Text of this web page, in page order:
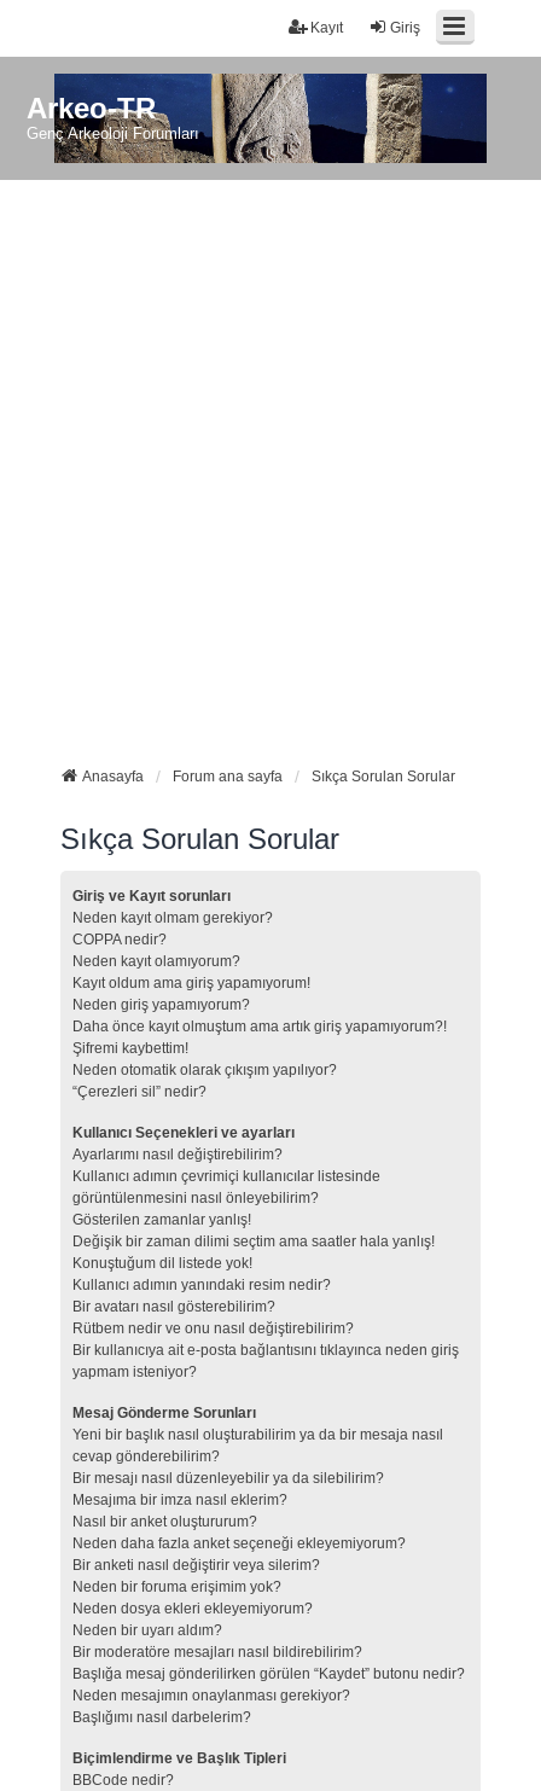
Giriş
Kayıt
Arkeo-TR
Genç Arkeoloji Forumları
Anasayfa Forum ana sayfa Sıkça Sorulan Sorular
Sıkça Sorulan Sorular
Giriş ve Kayıt sorunları
Neden kayıt olmam gerekiyor?
COPPA nedir?
Neden kayıt olamıyorum?
Kayıt oldum ama giriş yapamıyorum!
Neden giriş yapamıyorum?
Daha önce kayıt olmuştum ama artık giriş yapamıyorum?!
Şifremi kaybettim!
Neden otomatik olarak çıkışım yapılıyor?
“Çerezleri sil” nedir?
Kullanıcı Seçenekleri ve ayarları
Ayarlarımı nasıl değiştirebilirim?
Kullanıcı adımın çevrimiçi kullanıcılar listesinde
görüntülenmesini nasıl önleyebilirim?
Gösterilen zamanlar yanlış!
Değişik bir zaman dilimi seçtim ama saatler hala yanlış!
Konuştuğum dil listede yok!
Kullanıcı adımın yanındaki resim nedir?
Bir avatarı nasıl gösterebilirim?
Rütbem nedir ve onu nasıl değiştirebilirim?
Bir kullanıcıya ait e-posta bağlantısını tıklayınca neden giriş
yapmam isteniyor?
Mesaj Gönderme Sorunları
Yeni bir başlık nasıl oluşturabilirim ya da bir mesaja nasıl
cevap gönderebilirim?
Bir mesajı nasıl düzenleyebilir ya da silebilirim?
Mesajıma bir imza nasıl eklerim?
Nasıl bir anket oluştururum?
Neden daha fazla anket seçeneği ekleyemiyorum?
Bir anketi nasıl değiştirir veya silerim?
Neden bir foruma erişimim yok?
Neden dosya ekleri ekleyemiyorum?
Neden bir uyarı aldım?
Bir moderatöre mesajları nasıl bildirebilirim?
Başlığa mesaj gönderilirken görülen “Kaydet” butonu nedir?
Neden mesajımın onaylanması gerekiyor?
Başlığımı nasıl darbelerim?
Biçimlendirme ve Başlık Tipleri
BBCode nedir?